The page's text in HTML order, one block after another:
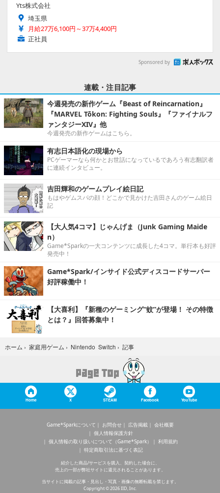
Yts株式会社
埼玉県
月給27万6,100円～37万4,400円
正社員
Sponsored by
連載・注目記事
今週発売の新作ゲーム『Beast of Reincarnation』
『MARVEL Tōkon: Fighting Souls』『ファイナルフ
ァンタジーXIV』他
今週発売の新作ゲームはこちら。
有志日本語化の現場から
PCゲーマーなら何かとお世話になっているであろう有志翻訳者
に連続インタビュー。
吉田輝和のゲームプレイ絵日記
もはやゲムスパの顔！どこかで見かけた吉田さんのゲーム絵日
記
【大人気4コマ】じゃんげま（Junk Gaming Maide
n）
Game*Sparkの一大コンテンツに成長した4コマ。単行本も好評
発売中！
Game*Spark/インサイド公式ディスコードサーバー
好評稼働中！
【大喜利】『新種のゲーミング“蚊”が登場！ その特徴
とは？』回答募集中！
ホーム › 家庭用ゲーム › Nintendo Switch › 記事
Home X STEAM Facebook YouTube
Game*Sparkについて お問合せ 広告掲載
会社概要
個人情報保護方針
個人情報の取り扱いについて（Game*Spark）
利用規約
特定商取引法に基づく表記
紹介した商品/サービスを購入、契約した場合に、
売上の一部が弊社サイトに還元されることがあります。
当サイトに掲載の記事・見出し・写真・画像の無断転載を禁じます。
Copyright © 2026 IID, Inc.